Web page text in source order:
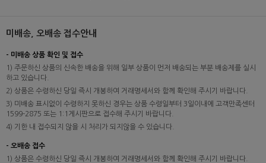
미배송, 오배송 접수안내
- 미배송 상품 확인 및 접수
1) 주문하신 상품의 신속한 배송을 위해 일부 상품이 먼저 배송되는 부분 배송제를 실시
하고 있습니다.
2) 상품은 수령하신 당일 즉시 개봉하여 거래명세서와 함께 확인해 주시기 바랍니다.
3) 미배송 표시없이 수령하지 못하신 경우는 상품 수령일부터 3일이내에 고객만족센터
1599-2875 또는 1:1게시판으로 접수해 주시기 바랍니다.
4) 기한 내 접수되지 않을 시 처리가 되지않을 수 있습니다.
- 오배송 접수
1) 상품은 수령하신 당일 즉시 개봉하여 거래명세서와 함께 확인해 주시기 바랍니다.